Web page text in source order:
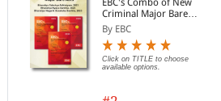
EBC's Combo of New
Criminal Major Bare
Acts
By EBC
Click on TITLE to choose
available options.